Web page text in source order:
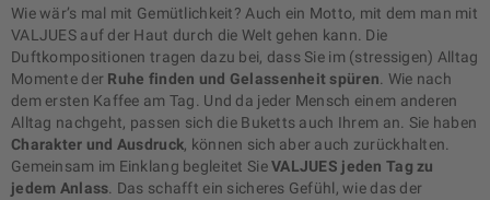
Wie wär’s mal mit Gemütlichkeit? Auch ein Motto, mit dem man mit
VALJUES auf der Haut durch die Welt gehen kann. Die
Duftkompositionen tragen dazu bei, dass Sie im (stressigen) Alltag
Momente der Ruhe finden und Gelassenheit spüren . Wie nach
dem ersten Kaffee am Tag. Und da jeder Mensch einem anderen
Alltag nachgeht, passen sich die Buketts auch Ihrem an. Sie haben
Charakter und Ausdruck, können sich aber auch zurückhalten.
Gemeinsam im Einklang begleitet SieVALJUES jeden Tag zu
jedem Anlass . Das schafft ein sicheres Gefühl, wie das der